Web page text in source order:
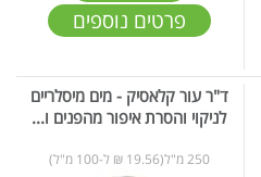
פרטים נוספים
ד"ר עור קלאסיק - מים מיסלריים
לניקוי והסרת איפור מהפנים ו...
250 מ"ל(19.56 ₪ ל-100 מ"ל)